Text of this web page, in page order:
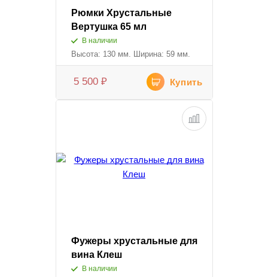
Рюмки Хрустальные
Вертушка 65 мл
В наличии
Высота: 130 мм. Ширина: 59 мм.
5 500 ₽ Купить
Фужеры хрустальные для
вина Клеш
В наличии